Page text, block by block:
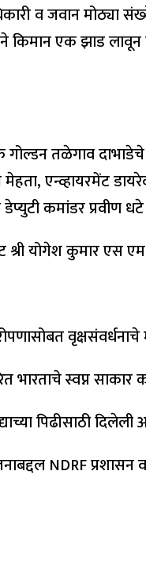
व जवान मोठ्या
किमान एक झाड
तळेगाव दाभाडेचे
एन्व्हायरमेंट
कमांडर
श्री योगेश कुमार एस
भारताचे स्वप्न साकार
पिढीसाठी
NDRF